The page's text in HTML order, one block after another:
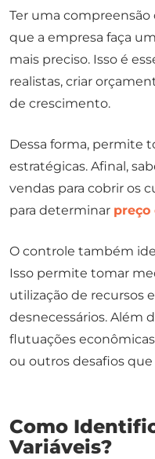
Ter uma
que a empresa faça um
mais preciso. Isso é
realistas, criar
de crescimento.
Dessa forma, permite
estratégicas. Afinal,
vendas para cobrir os
para determinar preço
O controle também
Isso permite tomar
utilização de recursos
desnecessários. Além
flutuações
ou outros desafios
Como
Variáveis?